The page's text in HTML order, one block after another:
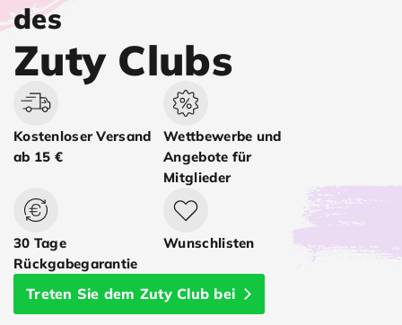
des
Zuty Clubs
Kostenloser Versand
ab 15 €
Wettbewerbe und
Angebote für
Mitglieder
30 Tage
Rückgabegarantie
Wunschlisten
Treten Sie dem Zuty Club bei